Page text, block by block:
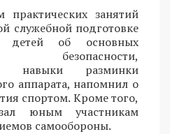
занятий
служебной подготовке
детей об основных
безопасности,
навыки разминки
аппарата, напомнил о
спортом. Кроме того,
юным участникам
самообороны.